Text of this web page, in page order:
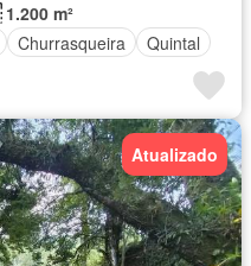
1.200 m²
Churrasqueira Quintal
Atualizado